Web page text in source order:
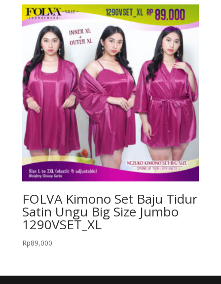
FOLVA Kimono Set Baju Tidur
Satin Ungu Big Size Jumbo
1290VSET_XL
Rp89,000